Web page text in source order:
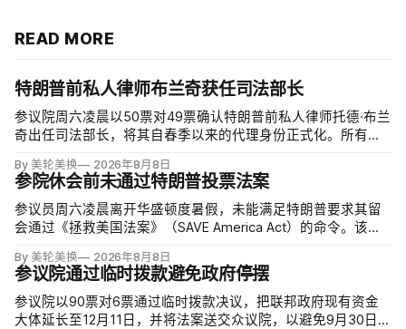
READ MORE
特朗普前私人律师布兰奇获任司法部长
参议院周六凌晨以50票对49票确认特朗普前私人律师托德·布兰
奇出任司法部长，将其自春季以来的代理身份正式化。所有出
斯倒戈；长期因健康缺席的米奇·麦康奈尔未投票。比尔·卡西迪
最终支持，使提名得以过关。
By 美轮美换 2026年8月8日
参院休会前未通过特朗普投票法案
参议员周六凌晨离开华盛顿度暑假，未能满足特朗普要求其留
会通过《拯救美国法案》（SAVE America Act）的命令。该法
足够支持，更不可能达到参议院推进多数法案所需的60票。
By 美轮美换 2026年8月8日
参议院通过临时拨款避免政府停摆
参议院以90票对6票通过临时拨款决议，把联邦政府现有资金
大体延长至12月11日，并将法案送交众议院，以避免9月30日财